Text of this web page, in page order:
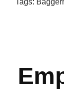
Tags: